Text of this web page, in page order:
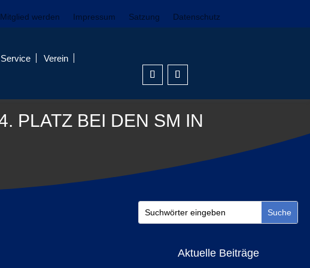
Mitglied werden Impressum Satzung Datenschutz
Service Verein
PLATZ BEI DEN SM IN
Aktuelle Beiträge